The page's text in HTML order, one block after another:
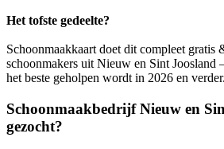
Het tofste gedeelte?
Schoonmaakkaart doet dit compleet
schoonmakers uit Nieuw en Sint Joosland
het beste geholpen wordt in 2026 en verder.
Schoonmaakbedrijf Nieuw en
gezocht?